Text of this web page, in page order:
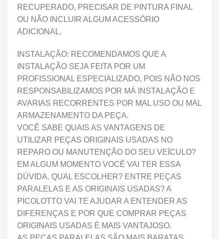
RECUPERADO, PRECISAR DE PINTURA FINAL
OU NÃO INCLUIR ALGUM ACESSÓRIO
ADICIONAL.
INSTALAÇÃO: RECOMENDAMOS QUE A
INSTALAÇÃO SEJA FEITA POR UM
PROFISSIONAL ESPECIALIZADO, POIS NÃO NOS
RESPONSABILIZAMOS POR MÁ INSTALAÇÃO E
AVARIAS RECORRENTES POR MAL USO OU MAL
ARMAZENAMENTO DA PEÇA.
VOCÊ SABE QUAIS AS VANTAGENS DE
UTILIZAR PEÇAS ORIGINAIS USADAS NO
REPARO OU MANUTENÇÃO DO SEU VEÍCULO?
EM ALGUM MOMENTO VOCÊ VAI TER ESSA
DÚVIDA. QUAL ESCOLHER? ENTRE PEÇAS
PARALELAS E AS ORIGINAIS USADAS? A
PICOLOTTO VAI TE AJUDAR A ENTENDER AS
DIFERENÇAS E POR QUE COMPRAR PEÇAS
ORIGINAIS USADAS É MAIS VANTAJOSO.